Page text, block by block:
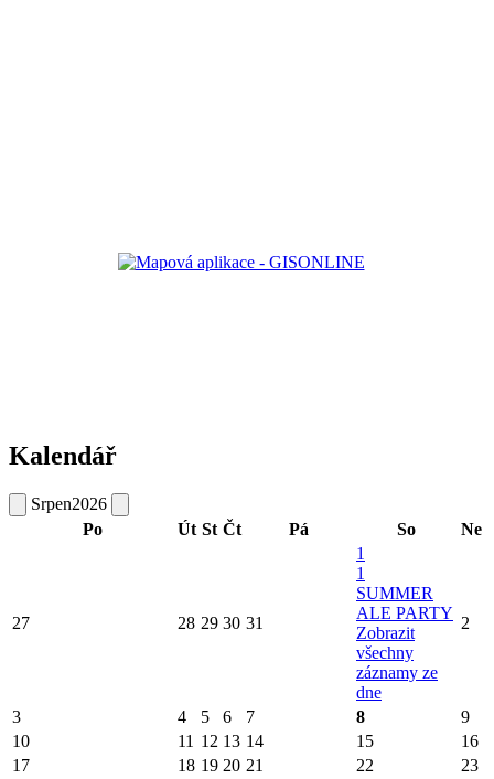
Kalendář
Srpen2026
Po
Út St Čt Pá So Ne
27 28 29 30 31
1
1
SUMMER
ALE PARTY
Zobrazit
všechny
záznamy ze
dne
2
3 4 5 6 7 8
9
10
11 12 13 14 15
16
17
18 19 20 21 22 23